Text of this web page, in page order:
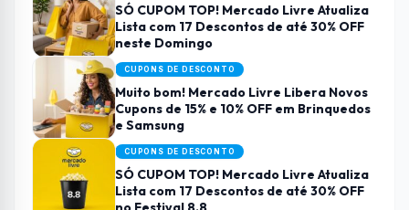
SÓ CUPOM TOP! Mercado Livre Atualiza
Lista com 17 Descontos de até 30% OFF
neste Domingo
CUPONS DE DESCONTO
Muito bom! Mercado Livre Libera Novos
Cupons de 15% e 10% OFF em Brinquedos
e Samsung
CUPONS DE DESCONTO
SÓ CUPOM TOP! Mercado Livre Atualiza
Lista com 17 Descontos de até 30% OFF